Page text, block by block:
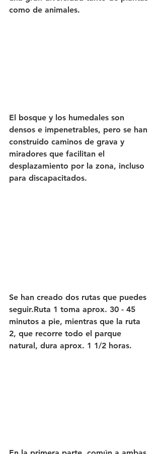
como de animales.
El bosque y los humedales son
densos e impenetrables, pero se han
construido caminos de grava y
miradores que facilitan el
desplazamiento por la zona, incluso
para discapacitados.
Se han creado dos rutas que puedes
seguir.Ruta 1 toma aprox. 30 - 45
minutos a pie, mientras que la ruta
2, que recorre todo el parque
natural, dura aprox. 1 1/2 horas.